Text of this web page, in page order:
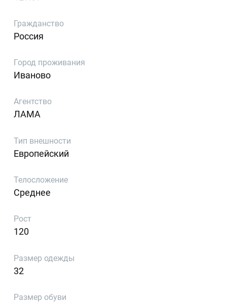
Гражданство
Россия
Город проживания
Иваново
Агентство
ЛАМА
Тип внешности
Европейский
Телосложение
Среднее
Рост
120
Размер одежды
32
Размер обуви